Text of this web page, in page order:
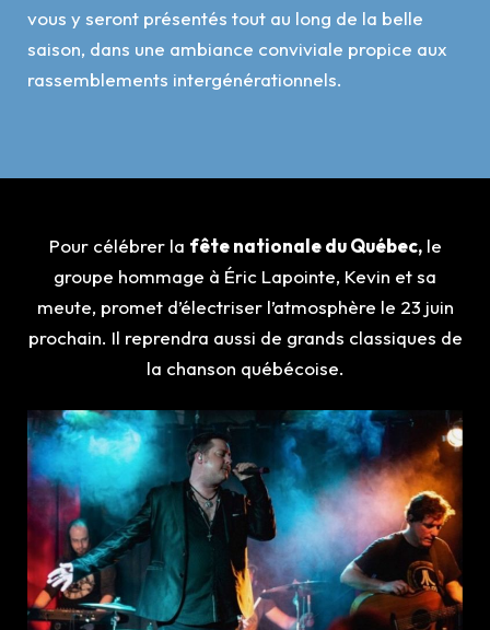
vous y seront présentés tout au long de la belle
saison, dans une ambiance conviviale propice aux
rassemblements intergénérationnels.
Pour célébrer la fête nationale du Québec,le
groupe hommage à Éric Lapointe, Kevin et sa
meute, promet d’électriser l’atmosphère le 23 juin
prochain. Il reprendra aussi de grands classiques de
la chanson québécoise.